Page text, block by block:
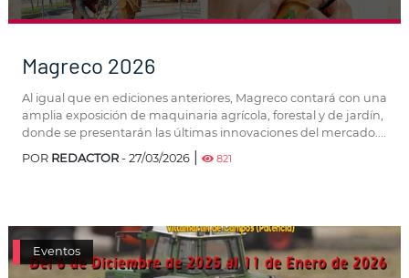
Magreco 2026
Al igual que en ediciones anteriores, Magreco contará con una
amplia exposición de maquinaria agrícola, forestal y de jardín,
donde se presentarán las últimas innovaciones del mercado....
POR REDACTOR - 27/03/2026 821
Eventos